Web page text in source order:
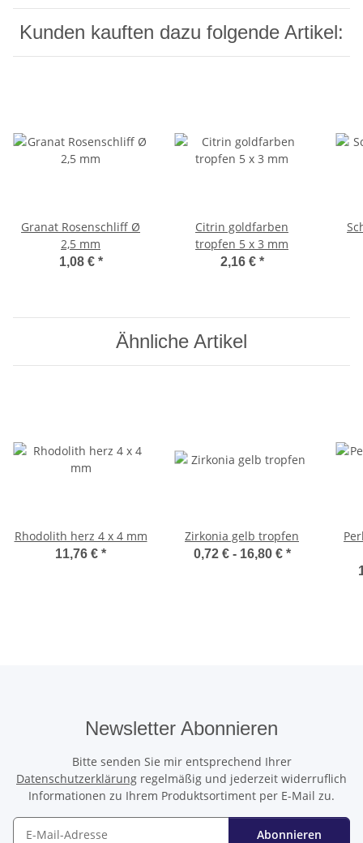
Kunden kauften dazu folgende Artikel:
Granat Rosenschliff Ø
2,5 mm
1,08 € *
Citrin goldfarben
tropfen 5 x 3 mm
2,16 € *
Ähnliche Artikel
Rhodolith herz 4 x 4 mm
11,76 € *
Zirkonia gelb tropfen
0,72 € - 16,80 € *
Newsletter Abonnieren
Bitte senden Sie mir entsprechend Ihrer
Datenschutzerklärung regelmäßig und jederzeit widerruflich
Informationen zu Ihrem Produktsortiment per E-Mail zu.
Abonnieren